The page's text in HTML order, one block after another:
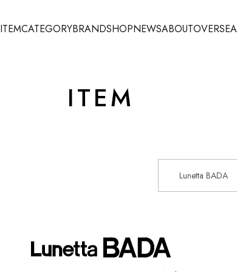
ITEMCATEGORYBRANDSHOPNEWSABOUT
ITEM